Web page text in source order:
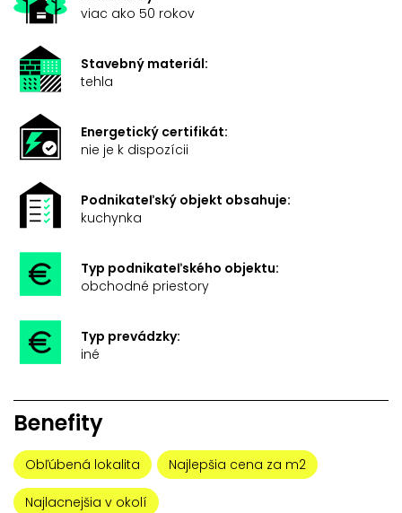
viac ako 50 rokov
Stavebný materiál:
tehla
Energetický certifikát:
nie je k dispozícii
Podnikateľský objekt obsahuje:
kuchynka
Typ podnikateľského objektu:
obchodné priestory
Typ prevádzky:
iné
Benefity
Obľúbená lokalita Najlepšia cena za m2
Najlacnejšia v okolí